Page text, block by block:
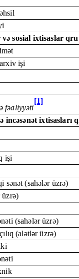
sosial ixtisaslar
işi
fəaliyyəti
[1]
incəsənət ixtisasları
işi
sənət (sahələr üzrə)
üzrə)
(sahələr üzrə)
(alətlər üzrə)